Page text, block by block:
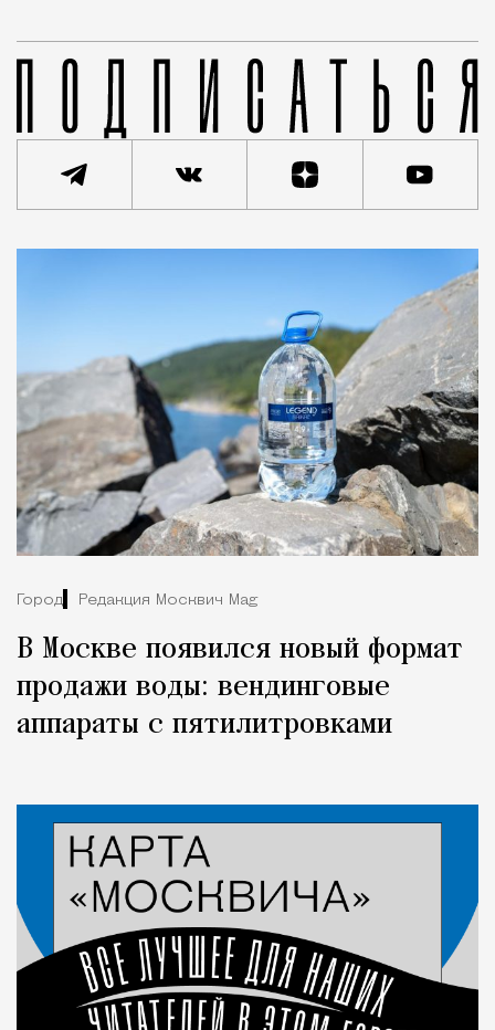
Город Редакция Москвич Mag
В Москве появился новый формат
продажи воды: вендинговые
аппараты с пятилитровками